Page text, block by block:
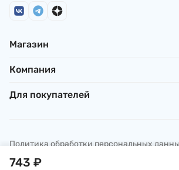
743 ₽
Магазин
Компания
Для покупателей
Политика обработки персональных